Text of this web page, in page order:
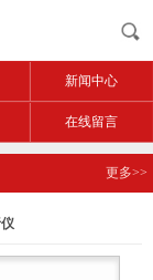
新闻中心
在线留言
更多>>